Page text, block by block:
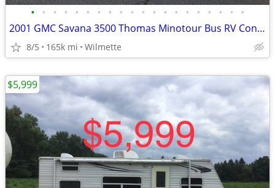
• • • • • • • • • • • • • • • • • • • •
2001 GMC Savana 3500 Thomas Minotour Bus RV Conversion
8/5 165k mi Wilmette
$5,999